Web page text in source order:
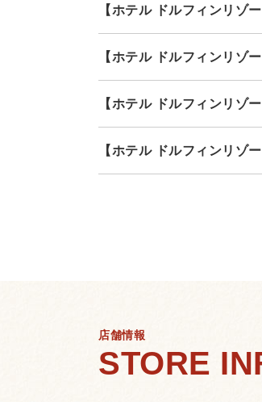
【ホテル ドルフィンリ
【ホテル ドルフィンリゾ
【ホテル ドルフィンリゾ
【ホテル ドルフィンリゾ
店舗情報